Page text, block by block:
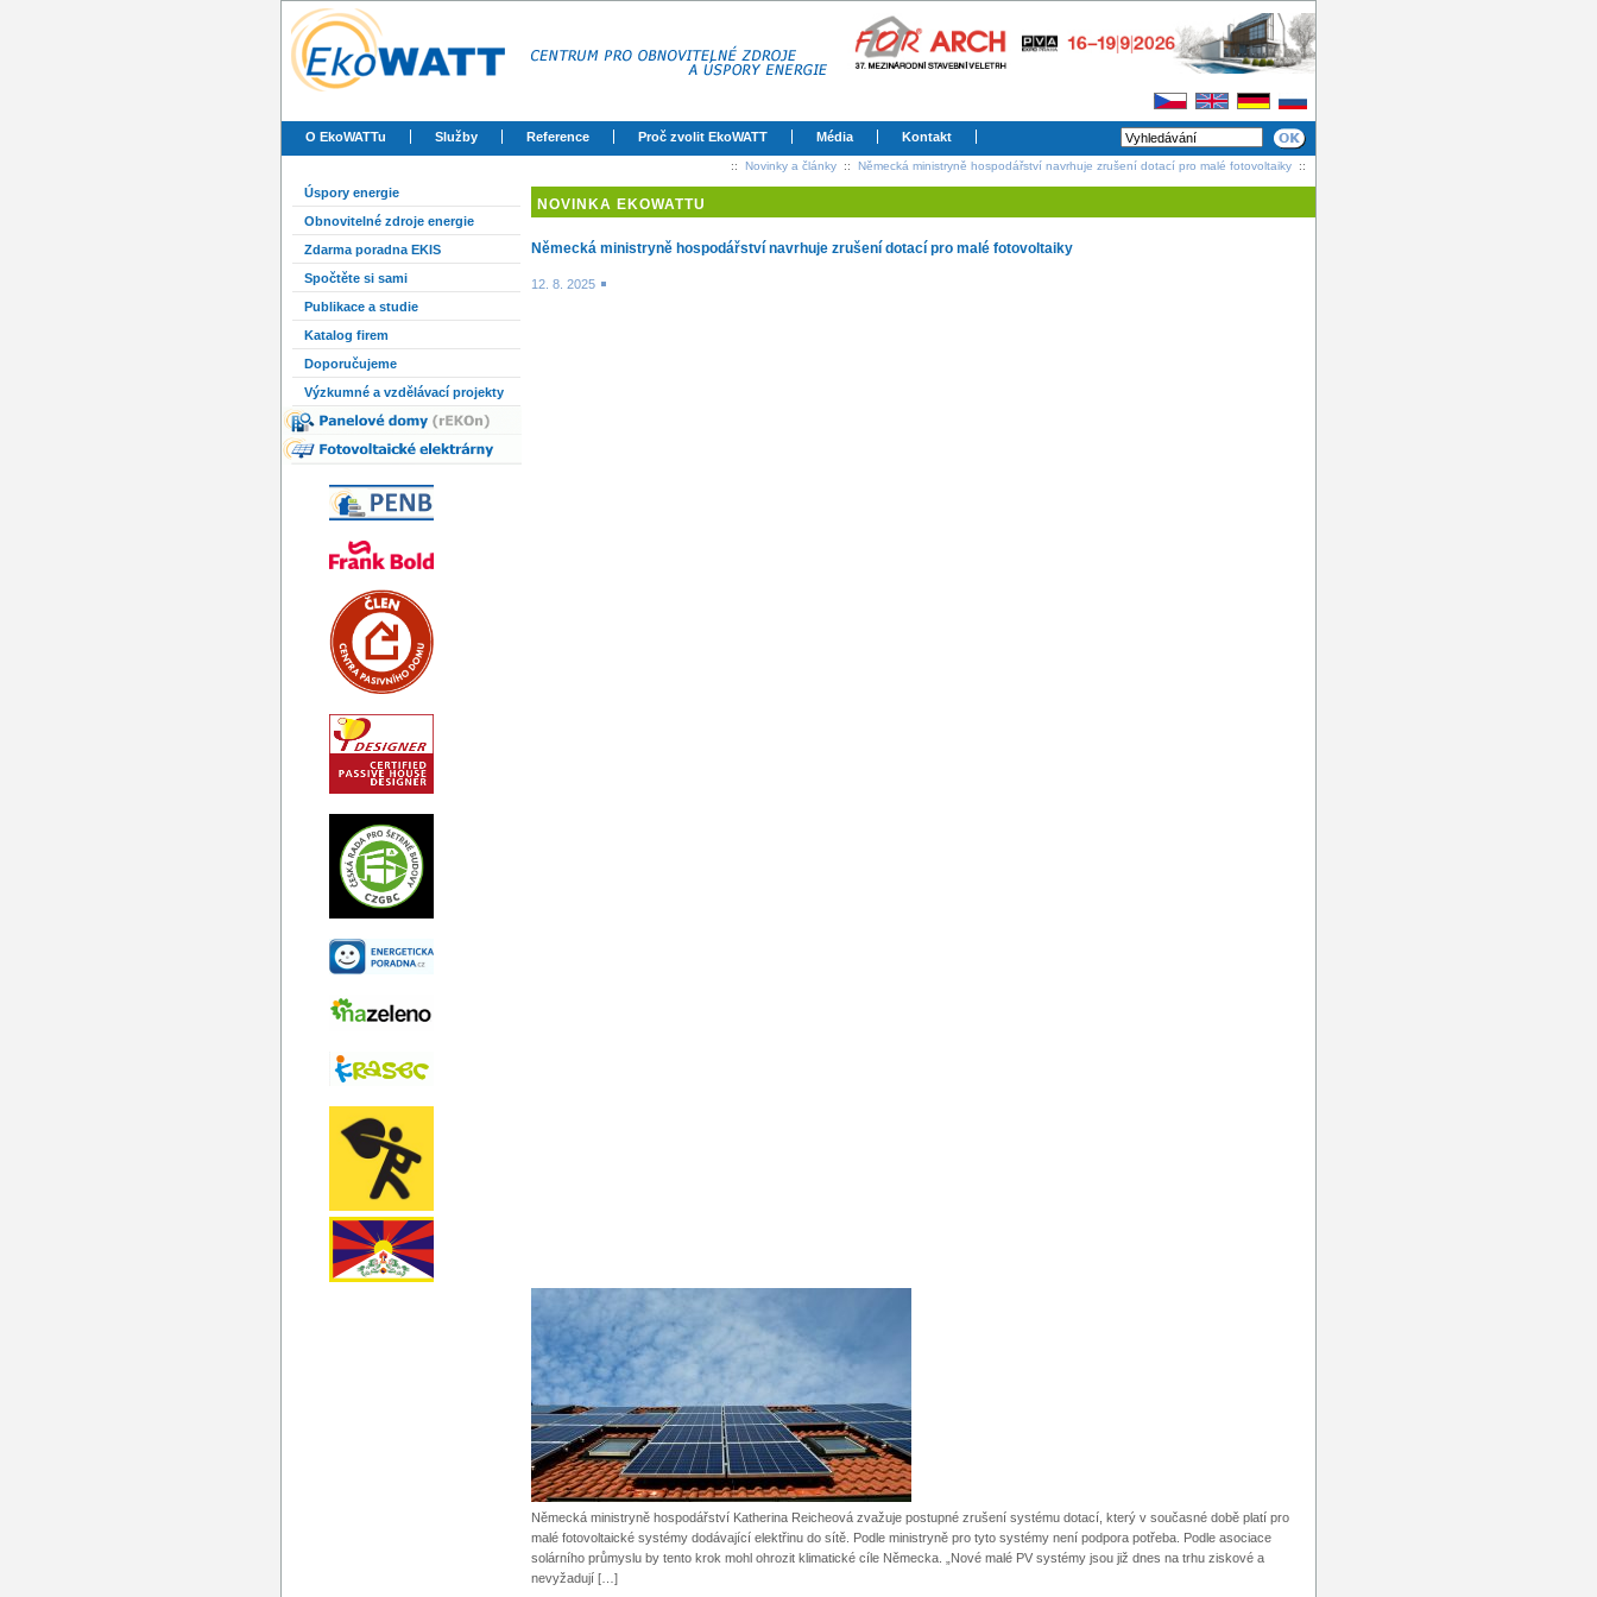
O EkoWATTu Služby Reference Proč zvolit EkoWATT Média Kontakt
:: Novinky a články :: Německá ministryně hospodářství navrhuje zrušení dotací pro malé fotovoltaiky ::
Úspory energie
Obnovitelné zdroje energie
Zdarma poradna EKIS
Spočtěte si sami
Publikace a studie
Katalog firem
Doporučujeme
Výzkumné a vzdělávací projekty
NOVINKA EKOWATTU
Německá ministryně hospodářství navrhuje zrušení dotací pro malé fotovoltaiky
12. 8. 2025
Německá ministryně hospodářství Katherina Reicheová zvažuje postupné zrušení systému dotací, který v současné době platí pro
malé fotovoltaické systémy dodávající elektřinu do sítě. Podle ministryně pro tyto systémy není podpora potřeba. Podle asociace
solárního průmyslu by tento krok mohl ohrozit klimatické cíle Německa. „Nové malé PV systémy jsou již dnes na trhu ziskové a
nevyžadují […]